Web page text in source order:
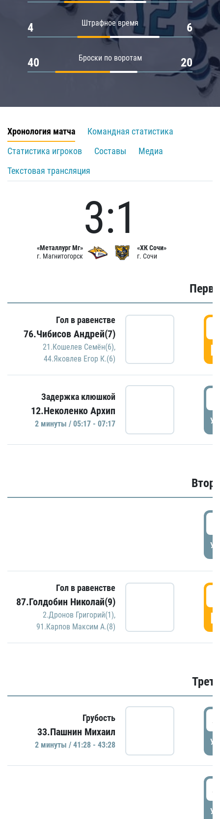
Штрафное время
4 6
Броски по воротам
40 20
Хронология матча
Командная статистика
Статистика игроков
Составы
Медиа
Текстовая трансляция
«Металлург Мг»
г. Магнитогорск
3:1
«ХК Сочи»
г. Сочи
Гол в равенстве
76.Чибисов Андрей(7)
21.Кошелев Семён(6),
44.Яковлев Егор К.(6)
Задержка клюшкой
12.Неколенко Архип
2 минуты / 05:17 - 07:17
Гол в равенстве
87.Голдобин Николай(9)
2.Дронов Григорий(1),
91.Карпов Максим А.(8)
Грубость
33.Пашнин Михаил
2 минуты / 41:28 - 43:28